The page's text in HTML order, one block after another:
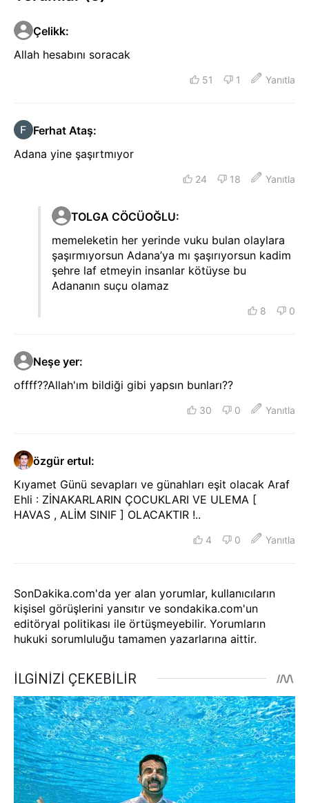
Çelikk:
Allah hesabını soracak
51 1 Yanıtla
Ferhat Ataş:
Adana yine şaşırtmıyor
24 18 Yanıtla
TOLGA CÖCÜOĞLU:
memeleketin her yerinde vuku bulan olaylara
şaşırmıyorsun Adana’ya mı şaşırıyorsun kadim
şehre laf etmeyin insanlar kötüyse bu
Adananın suçu olamaz
8 0
Neşe yer:
offff??Allah'ım bildiği gibi yapsın bunları??
30 0 Yanıtla
özgür ertul:
Kıyamet Günü sevapları ve günahları eşit olacak Araf
Ehli : ZİNAKARLARIN ÇOCUKLARI VE ULEMA [
HAVAS , ALİM SINIF ] OLACAKTIR !..
4 0 Yanıtla
SonDakika.com'da yer alan yorumlar, kullanıcıların
kişisel görüşlerini yansıtır ve sondakika.com'un
editöryal politikası ile örtüşmeyebilir. Yorumların
hukuki sorumluluğu tamamen yazarlarına aittir.